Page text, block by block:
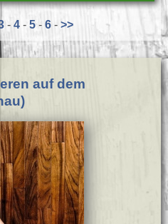
- 4- 5- 6- >>
auf dem